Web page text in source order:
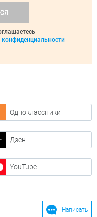
конфиденциальности
Одноклассники
Дзен
YouTube
Написать